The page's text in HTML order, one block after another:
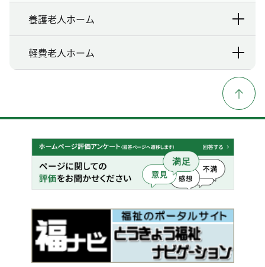
養護老人ホーム
軽費老人ホーム